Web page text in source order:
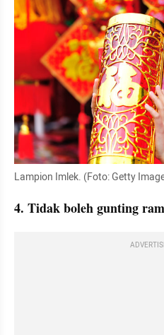
Lampion Imlek. (Foto: Getty
4. Tidak boleh gunting